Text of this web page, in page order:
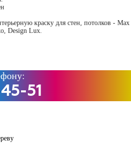
краску для стен, потолков - Max
Design Lux.
51